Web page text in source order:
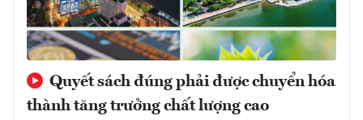
Quyết sách đúng phải được chuyển hóa
thành tăng trưởng chất lượng cao